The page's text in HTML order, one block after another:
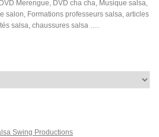
Merengue, DVD cha cha, Musique salsa,
salon, Formations professeurs salsa, articles
salsa, chaussures salsa ….
Swing Productions